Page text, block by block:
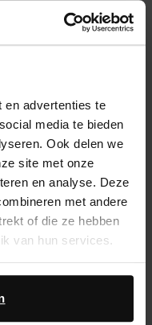
en advertenties te
media te bieden
Ook delen we
site met onze
en analyse. Deze
met andere
of die ze hebben
van hun services.
voor
informatie over
gebruikt, vindt u op